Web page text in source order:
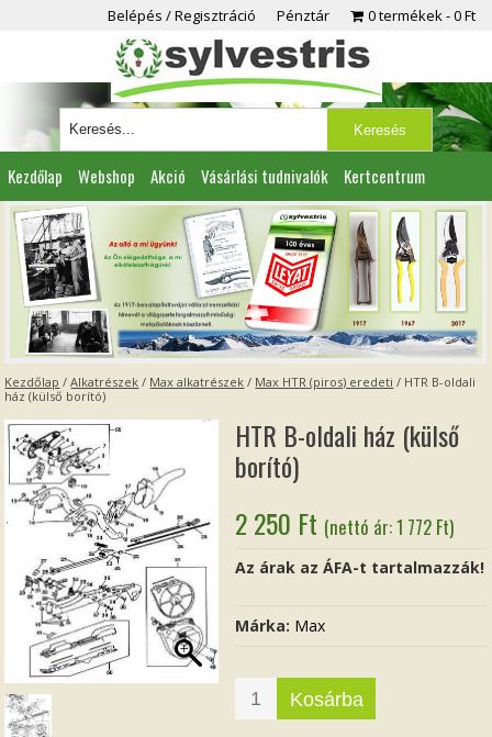
Belépés / Regisztráció Pénztár 0 termékek 0 Ft
Kezdőlap Webshop Akció Vásárlási tudnivalók Kertcentrum
Viszonteladóknak Partnereink Kapcsolat
Kezdőlap /Alkatrészek / Max alkatrészek / Max HTR (piros) eredeti / HTR B-oldali
ház (külső borító)
HTR B-oldali ház (külső
borító)
2 250 Ft (nettó ár:1 772 Ft)
Az árak az ÁFA-t tartalmazzák!
Márka: Max
Kosárba